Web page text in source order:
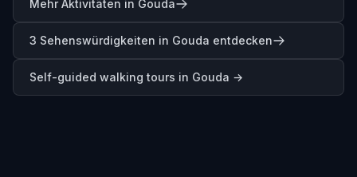
Mehr Aktivitäten in Gouda
3 Sehenswürdigkeiten in Gouda entdecken
Self-guided walking tours in Gouda →